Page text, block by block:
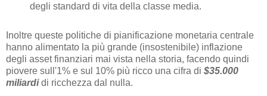
degli standard di vita della classe media.
Inoltre queste politiche di pianificazione monetaria centrale
hanno alimentato la più grande (insostenibile) inflazione
degli asset finanziari mai vista nella storia, facendo quindi
piovere sull'1% e sul 10% più ricco una cifra di $35.000
miliardidi ricchezza dal nulla.